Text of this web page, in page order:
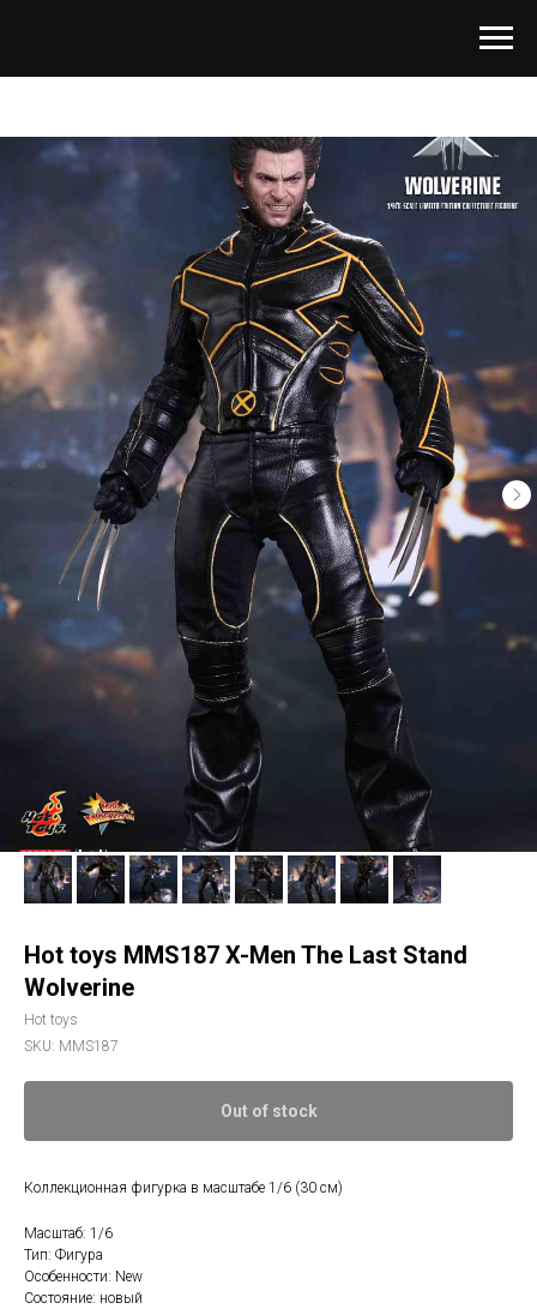
Hot toys MMS187 X-Men The Last Stand
Wolverine
Hot toys
SKU: MMS187
Out of stock
Коллекционная фигурка в масштабе 1/6 (30 см)
Масштаб: 1/6
Тип: Фигура
Особенности: New
Состояние: новый